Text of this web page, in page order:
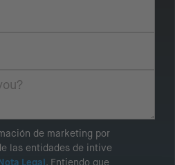
de marketing por
las entidades de intive
Legal. Entiendo que